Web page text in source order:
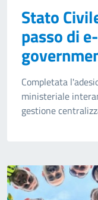
Stato
passo di
Completata
ministeriale
gestione